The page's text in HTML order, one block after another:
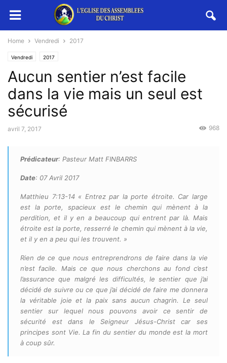
Home Vendredi 2017
Vendredi 2017
Aucun sentier n’est facile
dans la vie mais un seul est
sécurisé
avril 7, 2017 968
Prédicateur: Pasteur Matt FINBARRS
Date: 07 Avril 2017
Matthieu 7:13-14 « Entrez par la porte étroite. Car large
est la porte, spacieux est le chemin qui mènent à la
perdition, et il y en a beaucoup qui entrent par là. Mais
étroite est la porte, resserré le chemin qui mènent à la vie,
et il y en a peu qui les trouvent. »
Rien de ce que nous entreprendrons de faire dans la vie
n’est facile. Mais ce que nous cherchons au fond c’est
l’assurance que malgré les difficultés, le sentier que j’ai
décidé de suivre ou ce que j’ai décidé de faire me donnera
la véritable joie et la paix sans aucun chagrin. Le seul
sentier sur lequel nous pouvons avoir ce sentir de
sécurité est dans le Seigneur Jésus-Christ car ses
principes sont Vie. La fin du sentier du monde est la mort
à coup sûr.